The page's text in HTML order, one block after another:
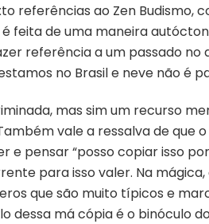
referências ao Zen Budismo,
feita de uma maneira
referência a um passado no
no Brasil e neve não é
mas sim um recurso
vale a ressalva de que o
e pensar “posso copiar isso
para isso valer. Na
que são muito típicos e
dessa má cópia é o binóculo